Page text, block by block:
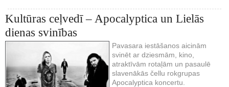
Kultūras ceļvedī – Apocalyptica un Lielās
dienas svinības
Pavasara iestāšanos aicinām
svinēt ar dziesmām, kino,
atraktīvām rotaļām un pasaulē
slavenākās čellu rokgrupas
Apocalyptica koncertu.